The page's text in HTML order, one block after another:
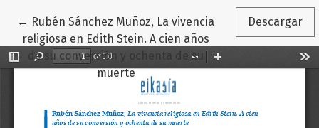
← Volver a los detalles del artículo
Rubén Sánchez Muñoz, La vivencia
religiosa en Edith Stein. A cien años
de su conversión y ochenta de su
muerte
Descargar